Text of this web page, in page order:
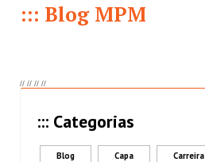
::: Blog MPM
// // // //
::: Categorias
Blog Capa Carreira